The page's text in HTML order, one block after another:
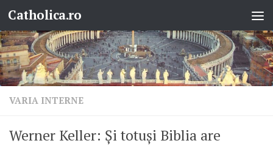
Skip to content
Catholica.ro
VARIA INTERNE
Werner Keller: Şi totuşi Biblia are